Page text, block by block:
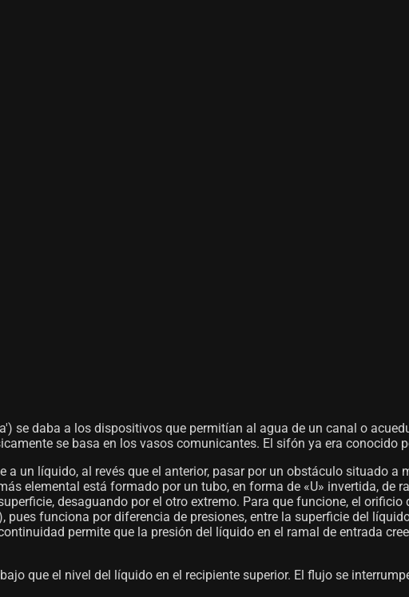
se daba a los dispositivos que permitían al agua de un canal o
se basa en los vasos comunicantes. El sifón ya era conocido
un líquido, al revés que el anterior, pasar por un obstáculo situado
elemental está formado por un tubo, en forma de «U» invertida, de
desaguando por el otro extremo. Para que funcione, el
funciona por diferencia de presiones, entre la superficie del
permite que la presión del líquido en el ramal de entrada
que el nivel del líquido en el recipiente superior. El flujo se